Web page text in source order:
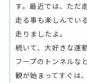
す。最近では、ただ
走る事も楽しんでい
走りましたよ。
続いて、大好きな運
フープのトンネルな
観が始まってすぐは